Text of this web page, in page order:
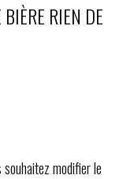
RIEN DE
modifier le